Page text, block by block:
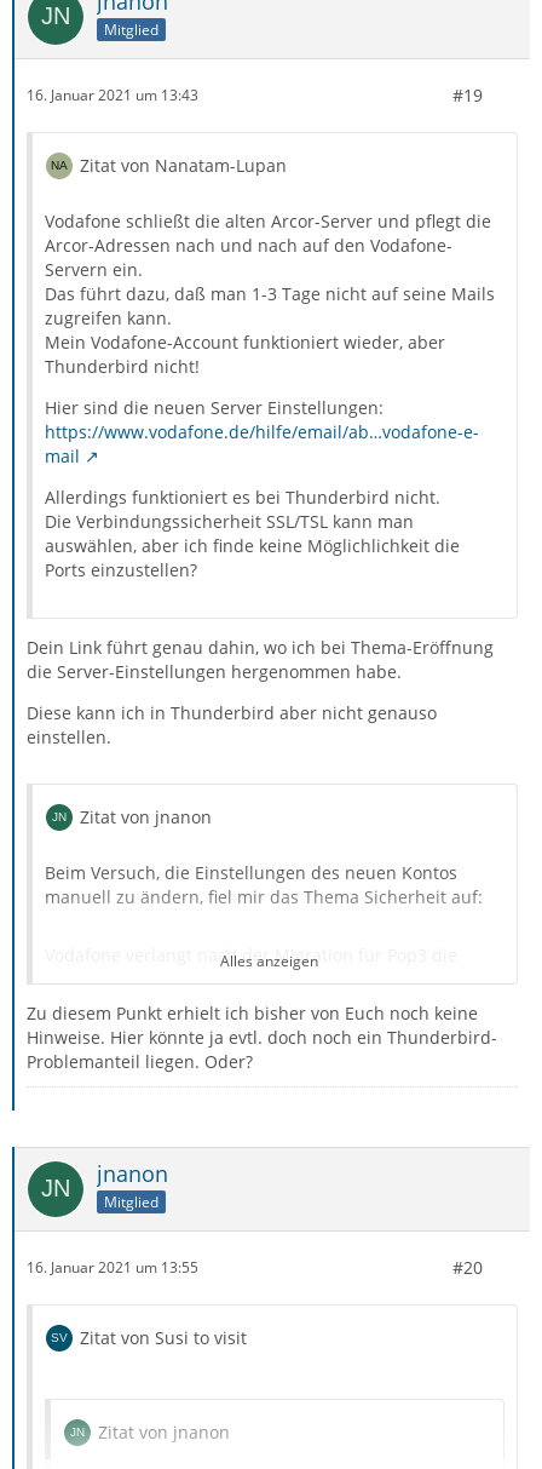
manuell zu ändern, fiel mir das Thema Sicherheit auf:
Server-Einstellung
Ports (verschlüsselt) SSL: 995 TLS: 110
Genau diese Einstellungen kann ich in den Feldern aber
nicht vornehmen. (Siehe Screen)
Mitglied
16. Januar 2021 um 13:43 #19
Zitat von Nanatam-Lupan
Vodafone schließt die alten Arcor-Server und pflegt die
Arcor-Adressen nach und nach auf den Vodafone-
Servern ein.
Das führt dazu, daß man 1-3 Tage nicht auf seine Mails
zugreifen kann.
Mein Vodafone-Account funktioniert wieder, aber
Thunderbird nicht!
Hier sind die neuen Server Einstellungen:
https://www.vodafone.de/hilfe/email/ab…vodafone-e-
mail
Allerdings funktioniert es bei Thunderbird nicht.
Die Verbindungssicherheit SSL/TSL kann man
auswählen, aber ich finde keine Möglichlichkeit die
Ports einzustellen?
Dein Link führt genau dahin, wo ich bei Thema-Eröffnung
die Server-Einstellungen hergenommen habe.
Diese kann ich in Thunderbird aber nicht genauso
einstellen.
Zitat von jnanon
Beim Versuch, die Einstellungen des neuen Kontos
manuell zu ändern, fiel mir das Thema Sicherheit auf:
Vodafone verlangt nach der Migration für Pop3 die
Server-Einstellung
Ports (verschlüsselt) SSL: 995 TLS: 110
Genau diese Einstellungen kann ich in den Feldern aber
Das Wort verschlüsselt kommt aber nur beim Password
vor, welches ich nur als normal einrichten kann (also
Ob das Port verschlüsselt ist? Kann ich nicht sehen.
Alles anzeigen
Zu diesem Punkt erhielt ich bisher von Euch noch keine
Hinweise. Hier könnte ja evtl. doch noch ein Thunderbird-
Problemanteil liegen. Oder?
jnanon
Mitglied
16. Januar 2021 um 13:55 #20
Zitat von Susi to visit
Zitat von jnanon